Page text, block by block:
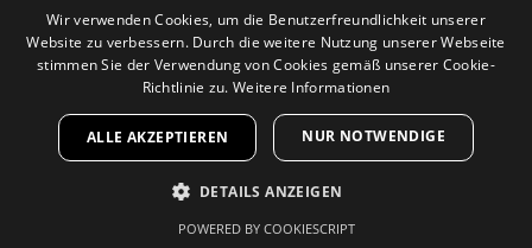
Sunrace Kassette CSMS8 11-40 11-Fach silber
Art.Nr: 20595
Inkl 19% MwSt.
GERMAN
Wir verwenden Cookies, um die Benutzerfreundlichkeit unserer
Website zu verbessern. Durch die weitere Nutzung unserer Webseite
stimmen Sie der Verwendung von Cookies gemäß unserer Cookie-
Richtlinie zu. Weitere Informationen
ALLE AKZEPTIEREN NUR NOTWENDIGE
DETAILS ANZEIGEN
UNBEDINGT ERFORDERLICH
POWERED BY COOKIESCRIPT